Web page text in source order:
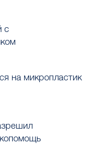
с
на микропластик